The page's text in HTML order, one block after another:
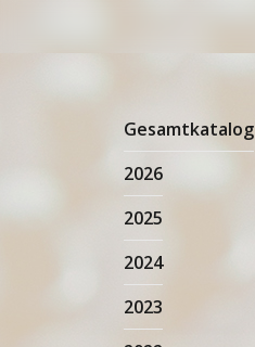
Gesamtkatalog
2026
2025
2024
2023